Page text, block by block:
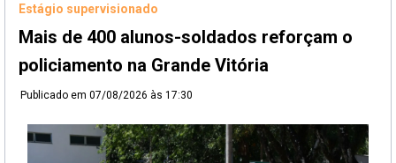
Estágio supervisionado
Mais de 400 alunos-soldados reforçam o
policiamento na Grande Vitória
Publicado em 07/08/2026 às 17:30